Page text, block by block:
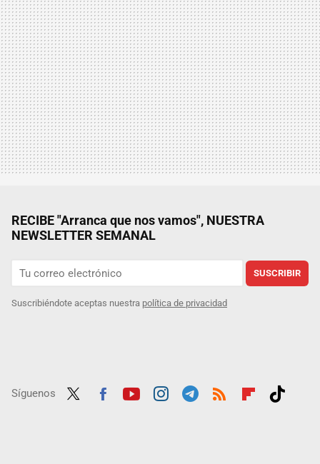
RECIBE "Arranca que nos vamos", NUESTRA
NEWSLETTER SEMANAL
SUSCRIBIR
Suscribiéndote aceptas nuestra política de privacidad
Síguenos